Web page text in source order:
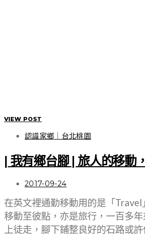
VIEW POST
認識家鄉｜台北桃園
| 我有鄉台腳 | 旅人的移動
2017-09-24
在英文裡通勤移動用的是「
移動至彼點，亦是旅行，一百多
上徒走，腳下鋪整良好的石路或